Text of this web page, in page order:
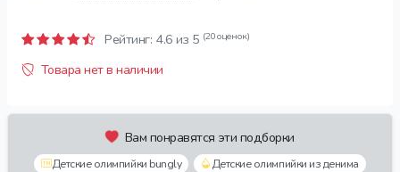
Рейтинг: 4.6 из 5 (20 оценок)
Товара нет в наличии
Вам понравятся эти подборки
Детские олимпийки bungly
Детские олимпийки из денима